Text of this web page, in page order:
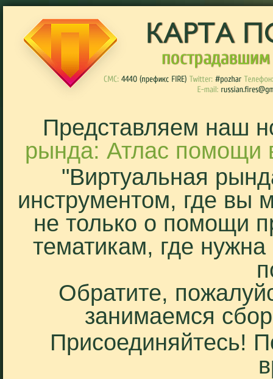
Представляем наш
рында: Атлас помощи
"Виртуальная
инструментом, где вы
не только о помощи
тематикам, где
Обратите,
занимаемся
Присоединяйтесь!